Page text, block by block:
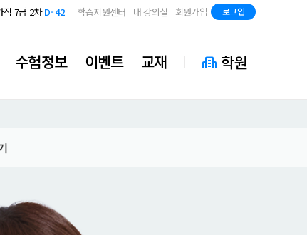
학습지원센터 내 강의실 회원가입 로그인
직 7급 2차D-42
지방직 7급
수험정보 이벤트 교재 학원